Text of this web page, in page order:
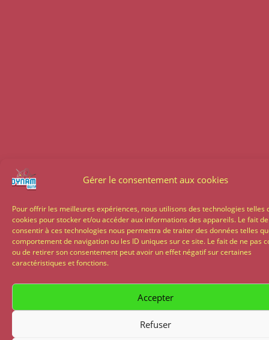
Gérer le consentement aux cookies
Pour offrir les meilleures expériences, nous utilisons des technologies telles
cookies pour stocker et/ou accéder aux informations des appareils. Le fait de
consentir à ces technologies nous permettra de traiter des données telles
comportement de navigation ou les ID uniques sur ce site. Le fait de ne pas
ou de retirer son consentement peut avoir un effet négatif sur certaines
caractéristiques et fonctions.
Accepter
Refuser